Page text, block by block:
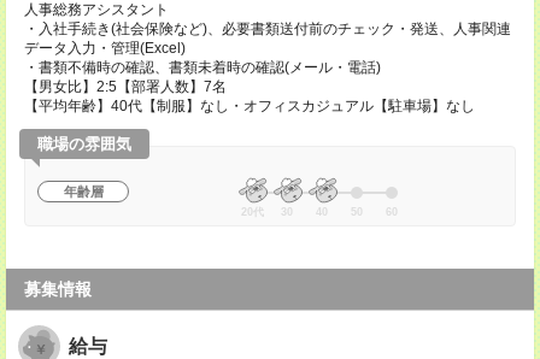
人事総務アシスタント
・入社手続き(社会保険など)、必要書類送付前のチェック・発送、人事関連
データ入力・管理(Excel)
・書類不備時の確認、書類未着時の確認(メール・電話)
【男女比】2:5【部署人数】7名
【平均年齢】40代【制服】なし・オフィスカジュアル【駐車場】なし
職場の雰囲気
年齢層
20代 30 40 50 60
募集情報
給与